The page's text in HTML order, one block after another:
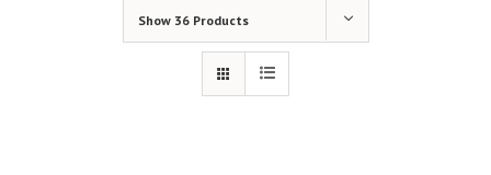
Show 36 Products